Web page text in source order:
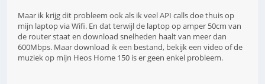
Maar ik krijg dit probleem ook als ik veel API calls doe thuis op
mijn laptop via Wifi. En dat terwijl de laptop op amper 50cm van
de router staat en download snelheden haalt van meer dan
600Mbps. Maar download ik een bestand, bekijk een video of de
muziek op mijn Heos Home 150 is er geen enkel probleem.